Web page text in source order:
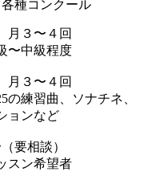
種コンクール
月３〜４回
〜中級程度
月３〜４回
の練習曲、ソナチネ、
ョンなど
要相談）
スン希望者